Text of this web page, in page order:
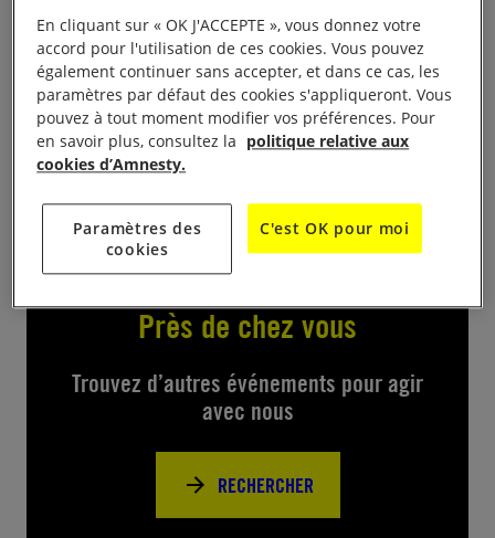
25 du de 9 à 18 h / le dimanche 26 de 10 à 18 h/le
lundi 27 et le mardi 28 de 14 à 18 h et le mercredi
29 de 13 à 17 h. Très grand choix de livres à petits
prix.
Contact : Laurette au 03 88 94 10 36.
Près de chez vous
Trouvez d’autres événements pour agir
avec nous
RECHERCHER
En cliquant sur « OK J'ACCEPTE », vous donnez votre
accord pour l'utilisation de ces cookies. Vous pouvez
également continuer sans accepter, et dans ce cas, les
paramètres par défaut des cookies s'appliqueront. Vous
pouvez à tout moment modifier vos préférences. Pour
en savoir plus, consultez la politique relative aux
cookies d’Amnesty.
Paramètres des
cookies
C'est OK pour moi